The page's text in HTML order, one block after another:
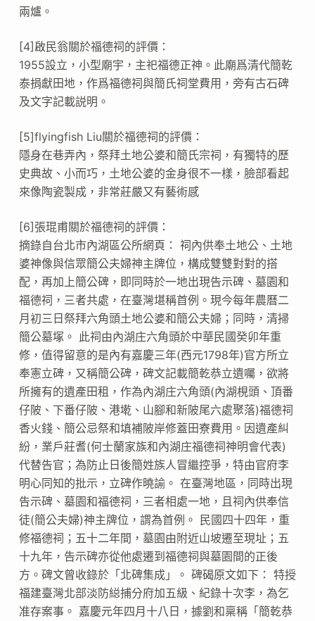
兩爐。
[4]啟民翁關於福德祠的評價：
1955設立，小型廟宇，主祀福德正神。此廟爲清代簡乾
泰捐獻田地，作爲福德祠與簡氏祠堂費用，旁有古石碑
及文字記載説明。
[5]flyingfish Liu關於福德祠的評價：
隱身在巷弄內，祭拜土地公婆和簡氏宗祠，有獨特的歷
史典故、小而巧，土地公婆的金身很不一樣，臉部看起
來像陶瓷製成，非常莊嚴又有藝術感
[6]張琨甫關於福德祠的評價：
摘錄自台北市內湖區公所網頁： 祠內供奉土地公、土地
婆神像與信眾簡公夫婦神主牌位，構成雙雙對對的搭
配，再加上簡公碑，即同時於一地出現告示碑、墓園和
福德祠，三者共處，在臺灣堪稱首例。現今每年農曆二
月初三日祭拜六角頭土地公婆和簡公夫婦；同時，清掃
簡公墓塚。 此祠由內湖庄六角頭於中華民國癸卯年重
修，值得留意的是內有嘉慶三年(西元1798年)官方所立
奉憲立碑，又稱簡公碑，碑文記載簡乾恭立遺囑，欲將
所擁有的遺產田租，作為內湖庄六角頭(內湖梘頭、頂番
仔陂、下番仔陂、港墘、山腳和新陂尾六處聚落)福德祠
香火錢、簡公忌祭和填補陂岸修蓋田寮費用。因遺產糾
紛，業戶莊耆(何士蘭家族和內湖庄福德祠神明會代表)
代替告官；為防止日後簡姓族人冒繼控爭，特由官府李
明心同知的批示，立碑作曉諭。 在臺灣地區，同時出現
告示碑、墓園和福德祠，三者相處一地，且祠內供奉信
徒(簡公夫婦)神主牌位，謂為首例。 民國四十四年，重
修福德祠；五十二年間，墓園由附近山坡遷至現址；五
十九年，告示碑亦從他處遷到福德祠與墓園間的正後
方。碑文曾收錄於「北碑集成」。 碑碣原文如下： 特授
福建臺灣北部淡防縂捕分府加五級、紀錄十次李，為乞
准存案事。 嘉慶元年四月十八日，據劉和稟稱「簡乾恭